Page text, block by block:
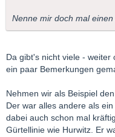
Nenne mir doch mal
Da gibt's nicht viele -
ein paar Bemerkungen
Nehmen wir als Beispiel
Der war alles andere als
dabei auch schon mal
Gürtellinie wie Hurwitz. Er